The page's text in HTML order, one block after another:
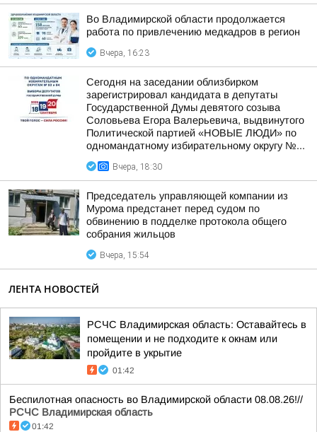
Во Владимирской области продолжается
работа по привлечению медкадров в регион
Вчера, 16:23
Сегодня на заседании облизбирком
зарегистрировал кандидата в депутаты
Государственной Думы девятого созыва
Соловьева Егора Валерьевича, выдвинутого
Политической партией «НОВЫЕ ЛЮДИ» по
одномандатному избирательному округу №...
Вчера, 18:30
Председатель управляющей компании из
Мурома предстанет перед судом по
обвинению в подделке протокола общего
собрания жильцов
Вчера, 15:54
ЛЕНТА НОВОСТЕЙ
РСЧС Владимирская область: Оставайтесь в
помещении и не подходите к окнам или
пройдите в укрытие
01:42
Беспилотная опасность во Владимирской области 08.08.26!//
РСЧС Владимирская область
01:42